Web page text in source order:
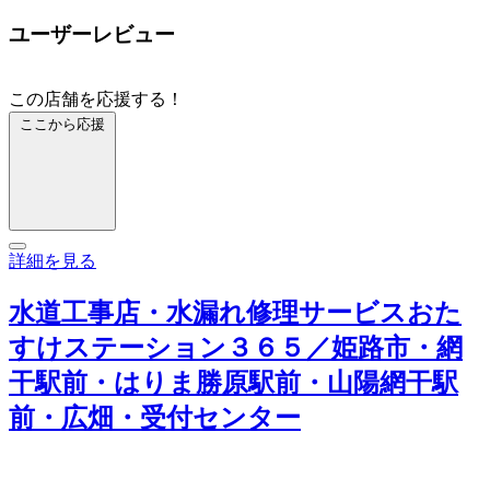
ユーザーレビュー
この店舗を応援する！
ここから応援
詳細を見る
水道工事店・水漏れ修理サービスおた
すけステーション３６５／姫路市・網
干駅前・はりま勝原駅前・山陽網干駅
前・広畑・受付センター